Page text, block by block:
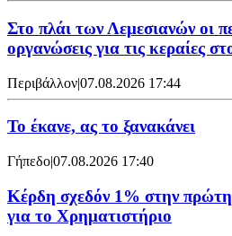
Στο πλάι των Λεμεσιανών οι
οργανώσεις για τις κεραίες
Περιβάλλον|07.08.2026 17:44
Το έκανε, ας το ξανακάνει
Γήπεδο|07.08.2026 17:40
Κέρδη σχεδόν 1% στην
για το Χρηματιστήριο